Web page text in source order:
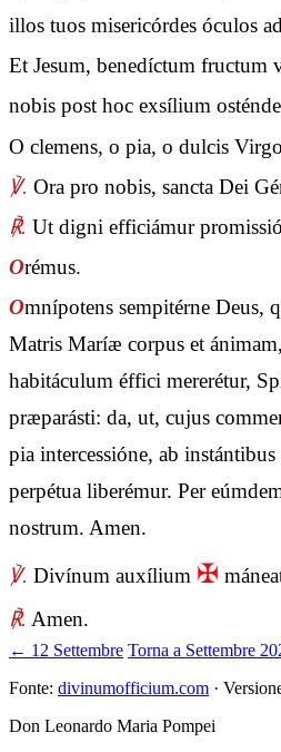
illos tuos misericórdes óculos
Et Jesum, benedíctum fructum
nobis post hoc exsílium
O clemens, o pia, o dulcis
℣. Ora pro nobis, sancta Dei
℟. Ut digni efficiámur
Orémus.
Omnípotens sempitérne
Matris Maríæ corpus et
habitáculum éffici mererétur,
præparásti: da, ut, cujus
pia intercessióne, ab
perpétua liberémur. Per
nostrum. Amen.
℣. Divínum auxílium ✠
℟. Amen.
← 12 Settembre Torna a Settembre
Fonte: divinumofficium.com ·
Don Leonardo Maria Pompei